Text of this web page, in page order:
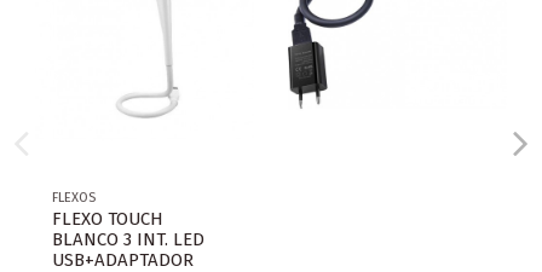
FLEXOS
FLEXO TOUCH
BLANCO 3 INT. LED
USB+ADAPTADOR